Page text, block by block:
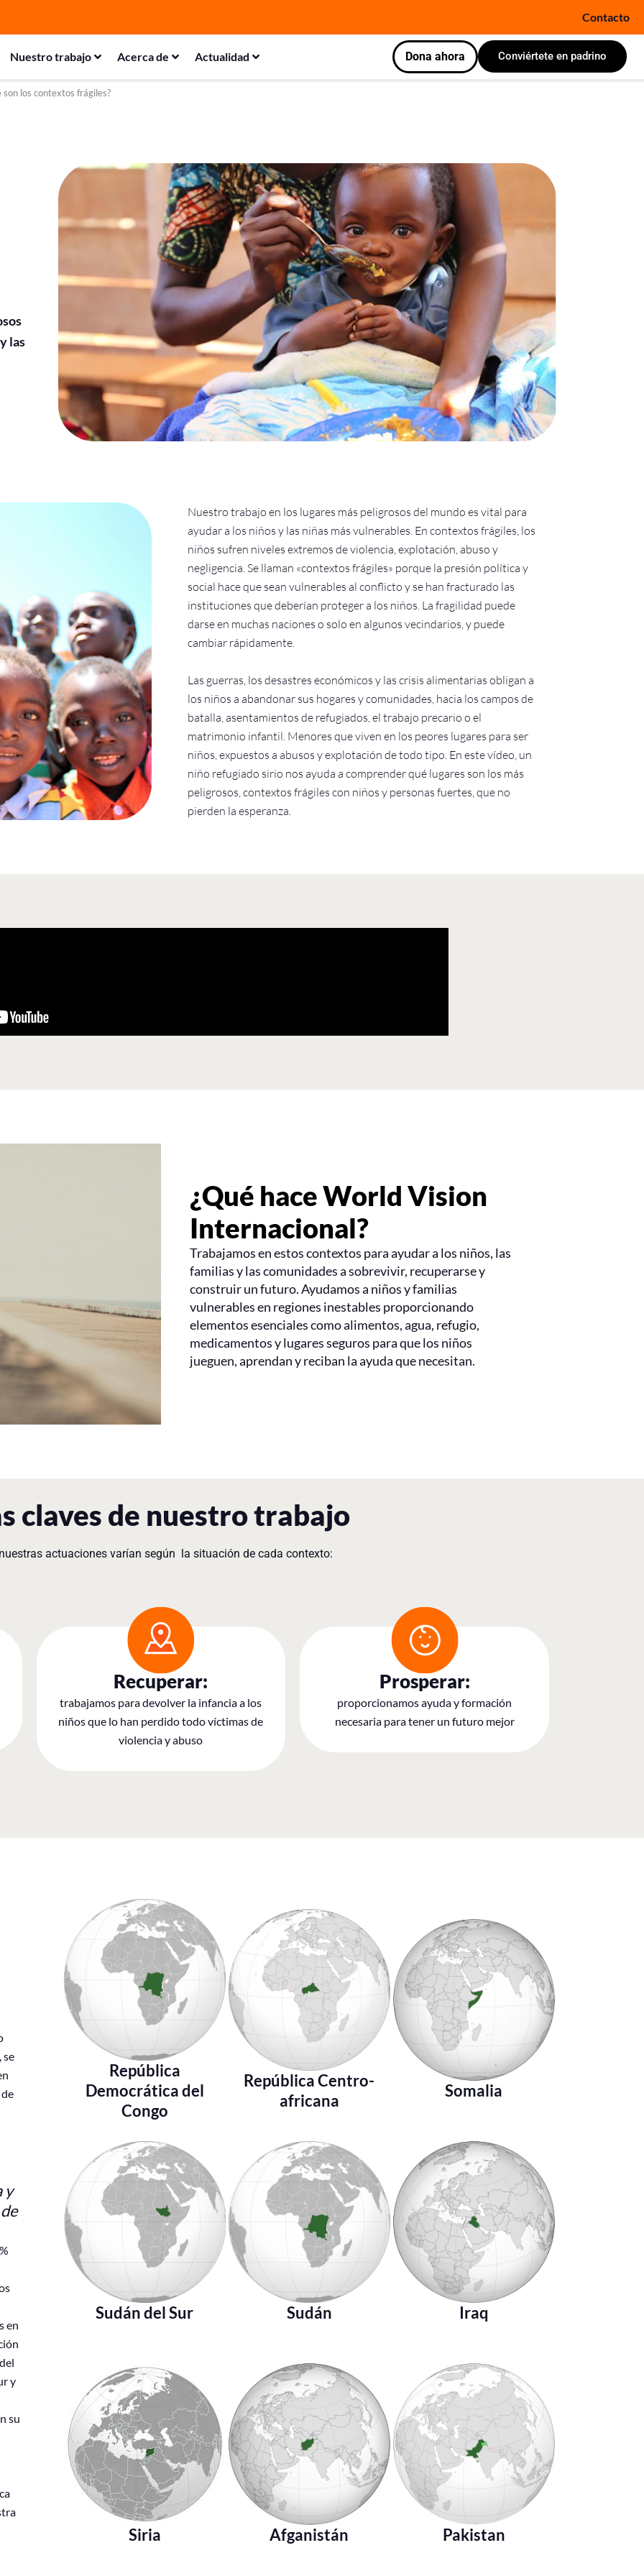
Contacto
Nuestro trabajo Acerca de Actualidad Dona ahora Conviértete en padrino
son los contextos frágiles?
las
Nuestro trabajo en los lugares más peligrosos del mundo es vital para
ayudar a los niños y las niñas más vulnerables. En contextos frágiles, los
niños sufren niveles extremos de violencia, explotación, abuso y
negligencia. Se llaman «contextos frágiles» porque la presión política y
social hace que sean vulnerables al conflicto y se han fracturado las
instituciones que deberían proteger a los niños. La fragilidad puede
darse en muchas naciones o solo en algunos vecindarios, y puede
cambiar rápidamente.
Las guerras, los desastres económicos y las crisis alimentarias obligan a
los niños a abandonar sus hogares y comunidades, hacia los campos de
batalla, asentamientos de refugiados, el trabajo precario o el
matrimonio infantil. Menores que viven en los peores lugares para ser
niños, expuestos a abusos y explotación de todo tipo. En este vídeo, un
niño refugiado sirio nos ayuda a comprender qué lugares son los más
peligrosos, contextos frágiles con niños y personas fuertes, que no
pierden la esperanza.
¿Qué hace World Vision
Internacional?
Trabajamos en estos contextos para ayudar a los niños, las
familias y las comunidades a sobrevivir, recuperarse y
construir un futuro. Ayudamos a niños y familias
vulnerables en regiones inestables proporcionando
elementos esenciales como alimentos, agua, refugio,
medicamentos y lugares seguros para que los niños
jueguen, aprendan y reciban la ayuda que necesitan.
claves de nuestro trabajo
actuaciones varían según la situación de cada contexto:
Recuperar:
trabajamos para devolver la infancia a los
niños que lo han perdido todo víctimas de
violencia y abuso
Prosperar:
proporcionamos ayuda y formación
necesaria para tener un futuro mejor
se
y
en
y
su
República
Democrática del
Congo
República Centro-
africana
Somalia
Sudán del Sur Sudán Iraq
Siria Afganistán Pakistan